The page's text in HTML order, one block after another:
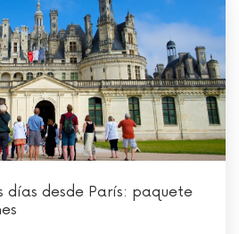
días desde París: paquete